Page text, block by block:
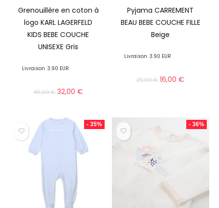
Grenouillère en coton à
logo KARL LAGERFELD
KIDS BEBE COUCHE
UNISEXE Gris
Livraison 3.90 EUR
49,00€ 32,00€
Pyjama CARREMENT
BEAU BEBE COUCHE FILLE
Beige
Livraison 3.90 EUR
25,00€ 16,00€
- 35% - 36%